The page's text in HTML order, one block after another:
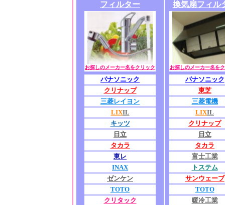
フィルター
お探しのメーカー名をクリック
パナソニック
クリナップ
三菱レイヨン
LIXIL
キッツ
日立
タカラ
東レ
INAX
ゼンケン
TOTO
クリタック
換気扇フィル
お探しのメーカー名を
パナソニック
東芝
三菱電機
LIXIL
クリナップ
日立
タカラ
富士工業
トステム
サンウェーブ
TOTO
暖冷工業